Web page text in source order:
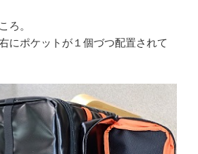
ろ。
にポケットが１個づつ配置されて